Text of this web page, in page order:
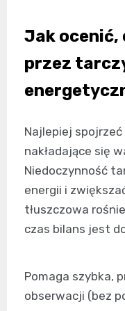
Jak ocenić,
przez
Najlepiej
nakładające się
Niedoczynność
energii i
tłuszczowa
czas bilans jest
Pomaga szybka,
obserwacji (bez